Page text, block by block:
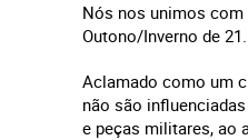
Nós nos unimos com
Outono/Inverno de 21.
Aclamado como um
não são
e peças militares, ao